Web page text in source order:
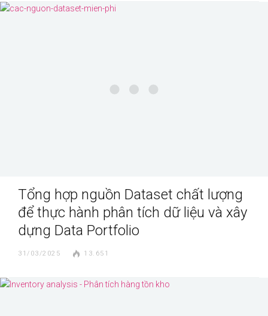
Tổng hợp nguồn Dataset chất lượng
để thực hành phân tích dữ liệu và xây
dựng Data Portfolio
31/03/2025 13.651